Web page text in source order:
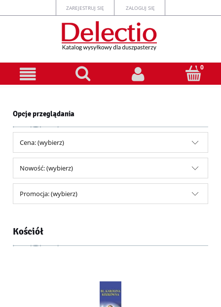
ZAREJESTRUJ SIĘ ZALOGUJ SIĘ
Opcje przeglądania
Cena: (wybierz)
Nowość: (wybierz)
Promocja: (wybierz)
Kościół